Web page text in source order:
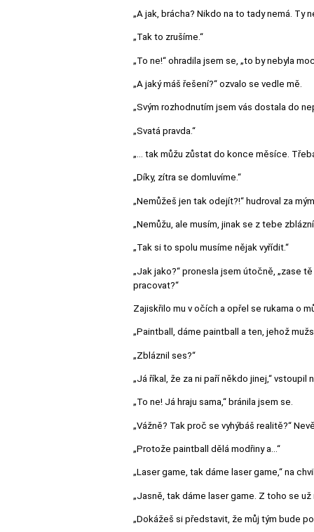
„A jak, brácha? Nikdo na to tady nemá. Ty
„Tak to zrušíme.“
„To ne!“ ohradila jsem se, „to by nebyla
„A jaký máš řešení?“ ozvalo se vedle mě.
„Svým rozhodnutím jsem vás dostala do
„Svatá pravda.“
„… tak můžu zůstat do konce měsíce.
„Díky, zítra se domluvíme.“
„Nemůžeš jen tak odejít?!“ hudroval za
„Nemůžu, ale musím, jinak se z tebe
„Tak si to spolu musíme nějak vyřídit.“
„Jak jako?“ pronesla jsem útočně, „zase
pracovat?“
Zajiskřilo mu v očích a opřel se rukama o
„Paintball, dáme paintball a ten, jehož
„Zbláznil ses?“
„Já říkal, že za ni paří někdo jinej,“ vstoupil
„To ne! Já hraju sama,“ bránila jsem se.
„Vážně? Tak proč se vyhýbáš realitě?“
„Protože paintball dělá modřiny a…“
„Laser game, tak dáme laser game,“ na
„Jasně, tak dáme laser game. Z toho se už
„Dokážeš si představit, že můj tým bude